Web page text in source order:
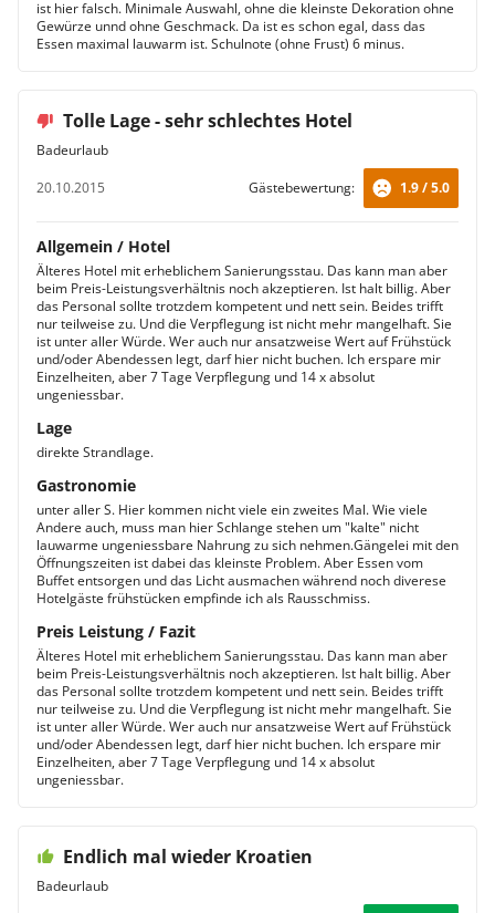
ist hier falsch. Minimale Auswahl, ohne die kleinste Dekoration ohne
Gewürze unnd ohne Geschmack. Da ist es schon egal, dass das
Essen maximal lauwarm ist. Schulnote (ohne Frust) 6 minus.
Tolle Lage - sehr schlechtes Hotel
Badeurlaub
20.10.2015
Gästebewertung: 1.9 / 5.0
Allgemein / Hotel
Älteres Hotel mit erheblichem Sanierungsstau. Das kann man aber
beim Preis-Leistungsverhältnis noch akzeptieren. Ist halt billig. Aber
das Personal sollte trotzdem kompetent und nett sein. Beides trifft
nur teilweise zu. Und die Verpflegung ist nicht mehr mangelhaft. Sie
ist unter aller Würde. Wer auch nur ansatzweise Wert auf Frühstück
und/oder Abendessen legt, darf hier nicht buchen. Ich erspare mir
Einzelheiten, aber 7 Tage Verpflegung und 14 x absolut
ungeniessbar.
Lage
direkte Strandlage.
Gastronomie
unter aller S. Hier kommen nicht viele ein zweites Mal. Wie viele
Andere auch, muss man hier Schlange stehen um "kalte" nicht
lauwarme ungeniessbare Nahrung zu sich nehmen.Gängelei mit den
Öffnungszeiten ist dabei das kleinste Problem. Aber Essen vom
Buffet entsorgen und das Licht ausmachen während noch diverese
Hotelgäste frühstücken empfinde ich als Rausschmiss.
Preis Leistung / Fazit
Älteres Hotel mit erheblichem Sanierungsstau. Das kann man aber
beim Preis-Leistungsverhältnis noch akzeptieren. Ist halt billig. Aber
das Personal sollte trotzdem kompetent und nett sein. Beides trifft
nur teilweise zu. Und die Verpflegung ist nicht mehr mangelhaft. Sie
ist unter aller Würde. Wer auch nur ansatzweise Wert auf Frühstück
und/oder Abendessen legt, darf hier nicht buchen. Ich erspare mir
Einzelheiten, aber 7 Tage Verpflegung und 14 x absolut
ungeniessbar.
Endlich mal wieder Kroatien
Badeurlaub